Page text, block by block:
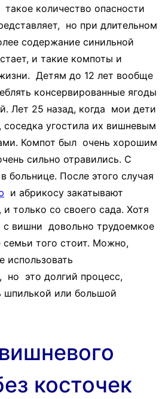
количество опасности
но при длительном
содержание синильной
и такие компоты и
Детям до 12 лет вообще
консервированные ягоды
Лет 25 назад, когда мои дети
угостила их вишневым
Компот был очень хорошим
сильно отравились. С
больнице. После этого случая
и абрикосу закатывают
только со своего сада. Хотя
с вишни довольно трудоемкое
семьи того стоит. Можно,
использовать
но это долгий процесс,
шпилькой или большой
косточек